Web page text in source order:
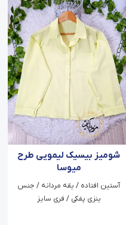
شومیز بیسیک لیمویی طرح
میوسا
آستین افتاده / یقه مردانه / جنس
ینزی پفکی / فری سایز